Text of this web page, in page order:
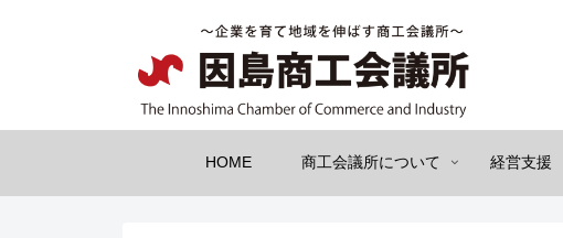
HOME 商工会議所について 経営支援